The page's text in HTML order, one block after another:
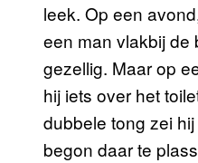
leek. Op een
een man vlakbij de
gezellig. Maar op
hij iets over het
dubbele tong zei
begon daar te